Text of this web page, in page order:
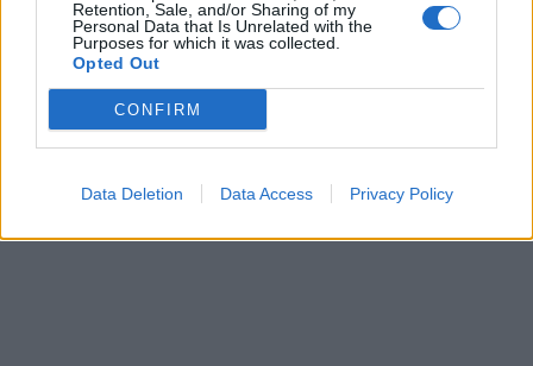
Retention, Sale, and/or Sharing of my
Personal Data that Is Unrelated with the
Purposes for which it was collected.
Opted Out
CONFIRM
Data Deletion Data Access Privacy Policy
ρεύματος: Οι επιδοτήσεις
για τον Φεβρουάριο, 4
σεντς η κιλοβατώρα για
νοικοκυριά
31/01/2023 - 09:50
στα 1,0811 δολάρια
31/01/2023 - 10:48